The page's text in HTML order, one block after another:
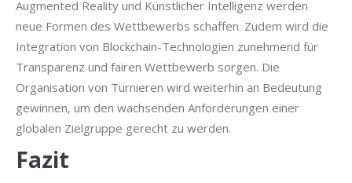
Augmented Reality und Künstlicher Intelligenz werden
neue Formen des Wettbewerbs schaffen. Zudem wird die
Integration von Blockchain-Technologien zunehmend für
Transparenz und fairen Wettbewerb sorgen. Die
Organisation von Turnieren wird weiterhin an Bedeutung
gewinnen, um den wachsenden Anforderungen einer
globalen Zielgruppe gerecht zu werden.
Fazit